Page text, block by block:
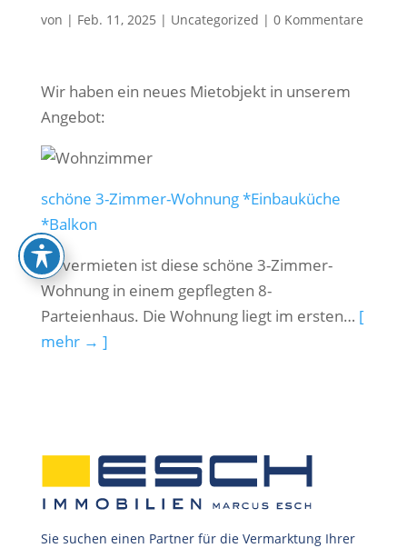
von | Feb. 11, 2025 | Uncategorized | 0 Kommentare
Wir haben ein neues Mietobjekt in unserem
Angebot:
schöne 3-Zimmer-Wohnung *Einbauküche
*Balkon
Zu vermieten ist diese schöne 3-Zimmer-
Wohnung in einem gepflegten 8-
Parteienhaus. Die Wohnung liegt im ersten… [
mehr → ]
Sie suchen einen Partner für die Vermarktung Ihrer